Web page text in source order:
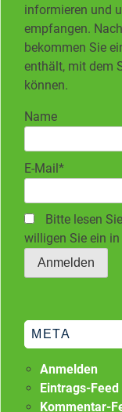
informieren und
empfangen.
bekommen Sie
enthält, mit dem
können.
Name
E-Mail*
Bitte lesen
willigen Sie ein
META
Anmelden
Eintrags-Feed
Kommentar-